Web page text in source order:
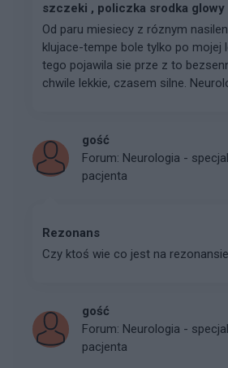
szczeki , policzka srodka glowy
Od paru miesiecy z róznym
klujace-tempe bole tylko po mojej
tego pojawila sie prze z to
chwile lekkie, czasem silne.
gość
Forum: Neurologia -
pacjenta
Rezonans
Czy ktoś wie co jest na
gość
Forum: Neurologia -
pacjenta